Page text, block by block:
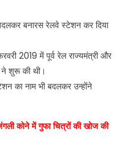
बनारस रेलवे स्टेशन कर दिया
2019 में पूर्व रेल राज्यमंत्री और
ने शुरू की थी।
का नाम भी बदलकर उन्होंने
कोने में गुफा चित्रों की खोज की